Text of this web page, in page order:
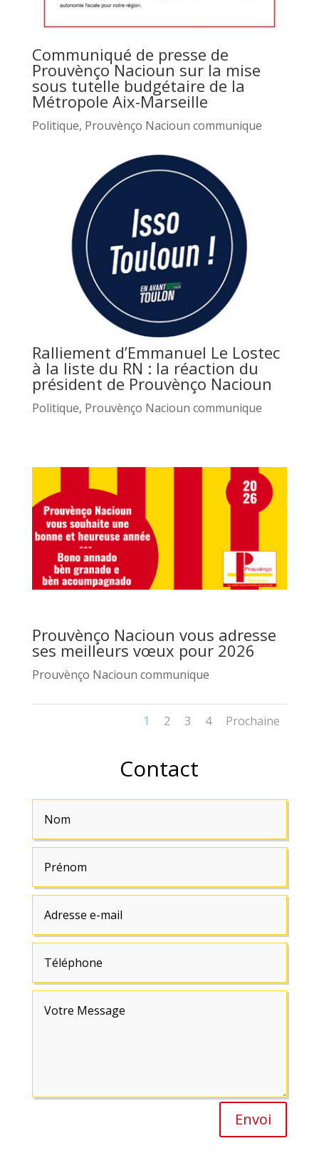
Communiqué de presse de
Prouvènço Nacioun sur la mise
sous tutelle budgétaire de la
Métropole Aix-Marseille
Politique, Prouvènço Nacioun communique
Ralliement d’Emmanuel Le Lostec
à la liste du RN : la réaction du
président de Prouvènço Nacioun
Politique, Prouvènço Nacioun communique
Prouvènço Nacioun vous adresse
ses meilleurs vœux pour 2026
Prouvènço Nacioun communique
1 2 3 4 Prochaine
Contact
Envoi